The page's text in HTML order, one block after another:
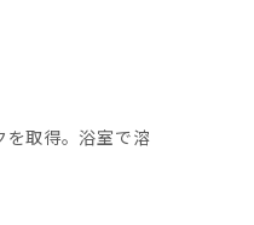
を取得。浴室で溶